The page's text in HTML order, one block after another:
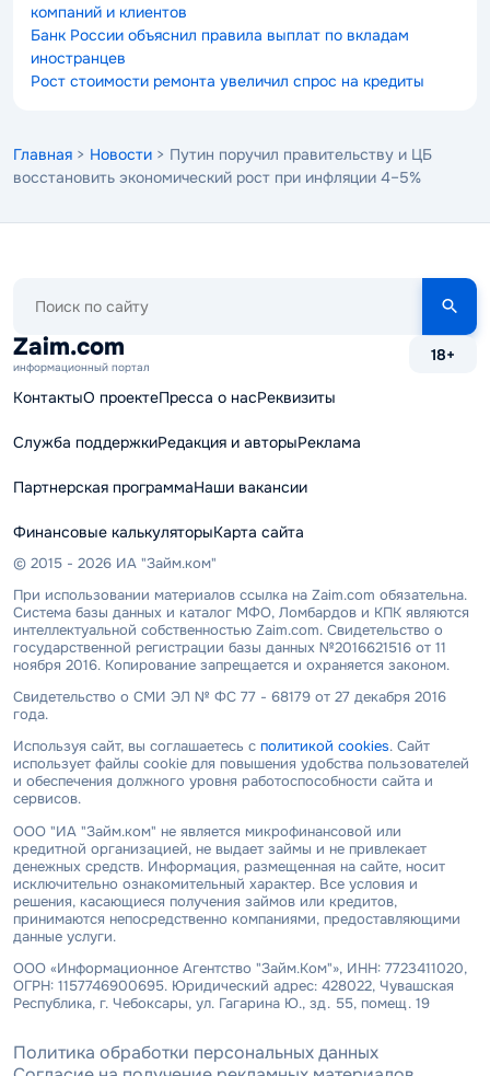
компаний и клиентов
Банк России объяснил правила выплат по вкладам
иностранцев
Рост стоимости ремонта увеличил спрос на кредиты
Главная > Новости > Путин поручил правительству и ЦБ
восстановить экономический рост при инфляции 4–5%
сайту
Zaim.com
информационный портал
18+
КонтактыО проектеПресса о насРеквизиты
Служба поддержкиРедакция и авторыРеклама
Партнерская программаНаши вакансии
Финансовые калькуляторыКарта сайта
© 2015 - 2026 ИА "Займ.ком"
При использовании материалов ссылка на Zaim.com обязательна.
Система базы данных и каталог МФО, Ломбардов и КПК являются
интеллектуальной собственностью Zaim.com. Свидетельство о
государственной регистрации базы данных №2016621516 от 11
ноября 2016. Копирование запрещается и охраняется законом.
Свидетельство о СМИ ЭЛ № ФС 77 - 68179 от 27 декабря 2016
года.
Используя сайт, вы соглашаетесь с политикой cookies. Сайт
использует файлы cookie для повышения удобства пользователей
и обеспечения должного уровня работоспособности сайта и
сервисов.
ООО "ИА "Займ.ком" не является микрофинансовой или
кредитной организацией, не выдает займы и не привлекает
денежных средств. Информация, размещенная на сайте, носит
исключительно ознакомительный характер. Все условия и
решения, касающиеся получения займов или кредитов,
принимаются непосредственно компаниями, предоставляющими
данные услуги.
ООО «Информационное Агентство "Займ.Ком"», ИНН: 7723411020,
ОГРН: 1157746900695. Юридический адрес: 428022, Чувашская
Республика, г. Чебоксары, ул. Гагарина Ю., зд. 55, помещ. 19
Политика обработки персональных данных